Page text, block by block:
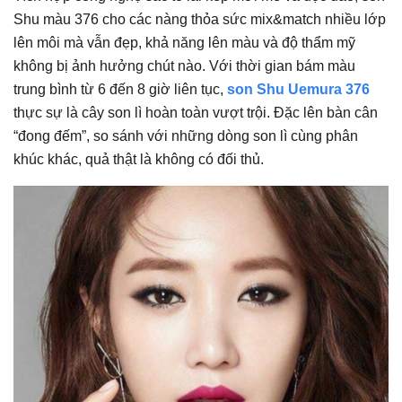
Shu màu 376 cho các nàng thỏa sức mix&match nhiều lớp
lên môi mà vẫn đẹp, khả năng lên màu và độ thẩm mỹ
không bị ảnh hưởng chút nào. Với thời gian bám màu
trung bình từ 6 đến 8 giờ liên tục, son Shu Uemura 376
thực sự là cây son lì hoàn toàn vượt trội. Đặc lên bàn cân
“đong đếm”, so sánh với những dòng son lì cùng phân
khúc khác, quả thật là không có đối thủ.